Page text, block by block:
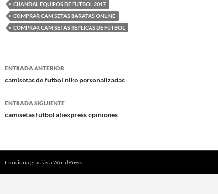
CHANDAL EQUIPOS DE FUTBOL 2017
COMPRAR CAMISETAS BARATAS ONLINE
COMPRAR CAMISETAS REPLICAS DE FUTBOL
Navegación
de
entradas
ENTRADA ANTERIOR
camisetas de futbol nike personalizadas
ENTRADA SIGUIENTE
camisetas futbol aliexpress opiniones
Funciona gracias a WordPress